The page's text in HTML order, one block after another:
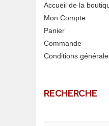
Accueil de la
Mon Compte
Panier
Commande
Conditions
RECHERCHE